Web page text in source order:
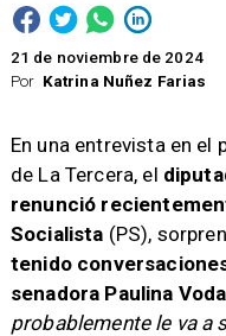
Por Katrina Nuñez Farias
21 de noviembre de 2024
​En una entrevista en el
de La Tercera, el
renunció
Socialista (PS),
tenido
senadora Paulina
probablemente le va a